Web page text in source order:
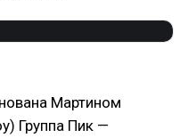
Мартином
Группа Пик —